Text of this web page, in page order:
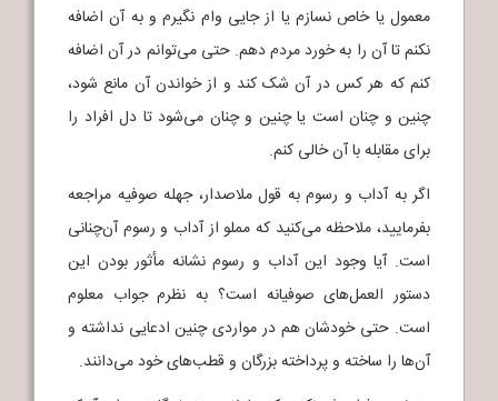
معمول یا خاص نسازم یا از جایی وام نگیرم و به آن اضافه
نکنم تا آن را به خورد مردم دهم. حتی می‌توانم در آن اضافه
کنم که هر کس در آن شک کند و از خواندن آن مانع شود،
چنین و چنان است یا چنین و چنان می‌شود تا دل افراد را
برای مقابله با آن خالی کنم.
اگر به آداب و رسوم به قول ملاصدار، جهله صوفیه مراجعه
بفرمایید، ملاحظه می‌کنید که مملو از آداب و رسوم آن‌چنانی
است. آیا وجود این آداب و رسوم نشانه مأثور بودن این
دستور العمل‌های صوفیانه است؟ به نظرم جواب معلوم
است. حتی خودشان هم در مواردی چنین ادعایی نداشته و
آن‌ها را ساخته و پرداخته بزرگان و قطب‌های خود می‌دانند.